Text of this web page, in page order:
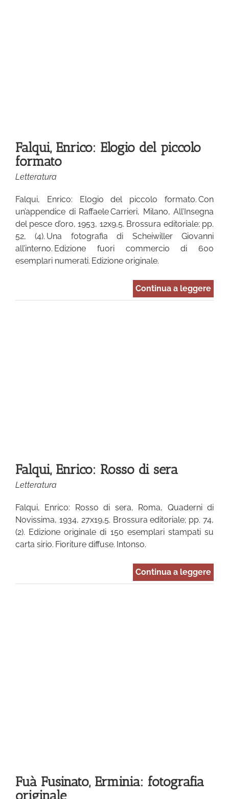
Falqui, Enrico: Elogio del piccolo
formato
Letteratura
Falqui, Enrico: Elogio del piccolo formato. Con
un’appendice di Raffaele Carrieri, Milano, All’Insegna
del pesce d’oro, 1953, 12x9,5. Brossura editoriale; pp.
52, (4). Una fotografia di Scheiwiller Giovanni
all’interno. Edizione fuori commercio di 600
esemplari numerati. Edizione originale.
Continua a leggere
Falqui, Enrico: Rosso di sera
Letteratura
Falqui, Enrico: Rosso di sera, Roma, Quaderni di
Novissima, 1934, 27x19,5. Brossura editoriale; pp. 74,
(2). Edizione originale di 150 esemplari stampati su
carta sirio. Fioriture diffuse. Intonso.
Continua a leggere
Fuà Fusinato, Erminia: fotografia
originale